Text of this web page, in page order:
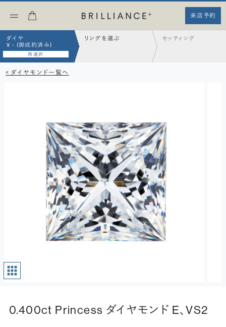
来店予約
ダイヤ
¥ - (御成約済み)
再選択
リングを選ぶ セッティング
< ダイヤモンド一覧へ
0.400ct Princess ダイヤモンド E、VS2